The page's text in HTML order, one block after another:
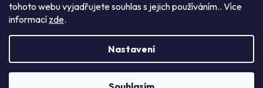
tohoto webu vyjadřujete souhlas s jejich používáním.. Více
informací zde.
Nastavení
PŘIHLÁSIT SE